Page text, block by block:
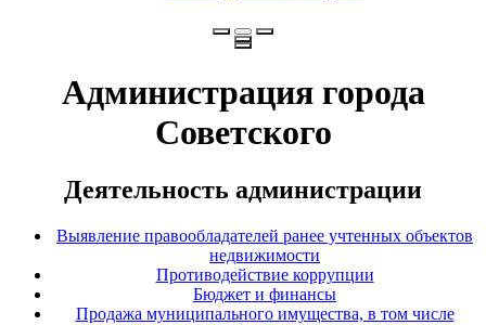
Администрация города
Советского
Деятельность администрации
Выявление правообладателей ранее учтенных объектов
недвижимости
Противодействие коррупции
Бюджет и финансы
Продажа муниципального имущества, в том числе